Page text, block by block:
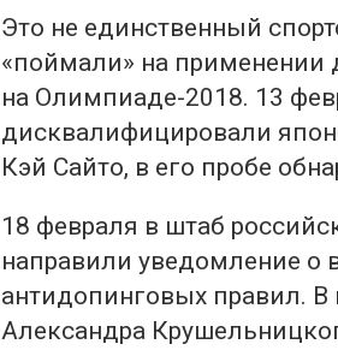
Это не единственный
«поймали» на применении
на Олимпиаде-2018. 13
дисквалифицировали
Кэй Сайто, в его пробе
18 февраля в штаб
направили уведомление
антидопинговых правил. В
Aлександра